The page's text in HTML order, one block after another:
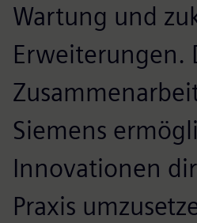
Wartung und
Erweiterungen.
Siemens
Innovationen
Praxis